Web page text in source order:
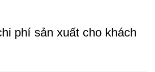
phí sản xuất cho khách